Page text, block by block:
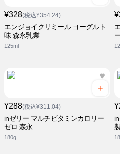
¥328(税込¥354.24)
エンジョイクリミール ヨーグルト
味 森永乳業
125ml
¥288(税込¥311.04)
inゼリー マルチビタミンカロリー
ゼロ 森永
180g